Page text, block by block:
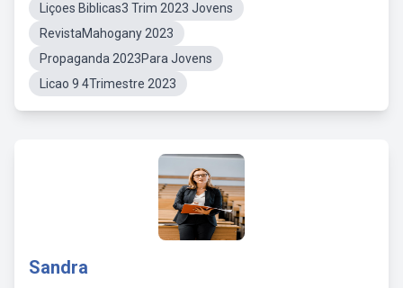
Liçoes Biblicas3 Trim 2023 Jovens
RevistaMahogany 2023
Propaganda 2023Para Jovens
Licao 9 4Trimestre 2023
Sandra